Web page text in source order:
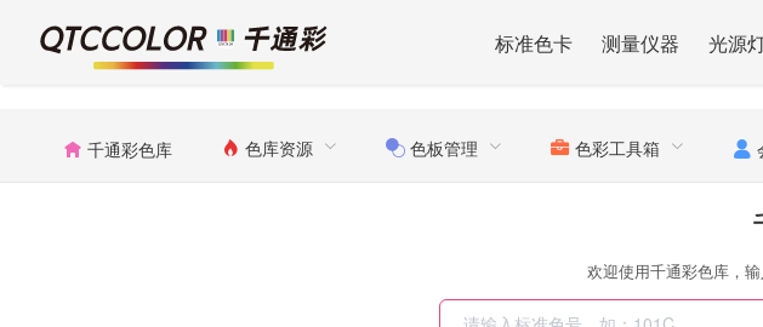
标准色卡 测量仪器 光源
千通彩色库 色库资源 色板管理 色彩工具箱
欢迎使用千通彩色库，